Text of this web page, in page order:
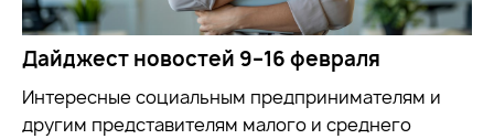
Дайджест новостей 9–16 февраля
Интересные социальным предпринимателям и
другим представителям малого и среднего